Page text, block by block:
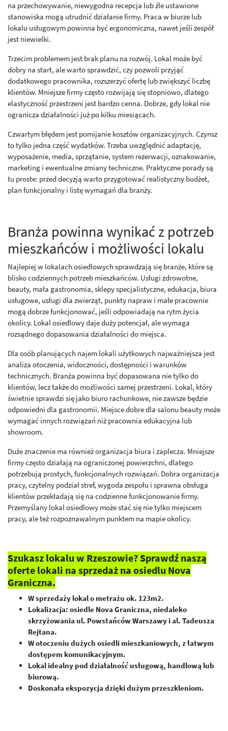
na przechowywanie, niewygodna recepcja lub źle ustawione
stanowiska mogą utrudnić działanie firmy. Praca w biurze lub
lokalu usługowym powinna być ergonomiczna, nawet jeśli zespół
jest niewielki.
Trzecim problemem jest brak planu na rozwój. Lokal może być
dobry na start, ale warto sprawdzić, czy pozwoli przyjąć
dodatkowego pracownika, rozszerzyć ofertę lub zwiększyć liczbę
klientów. Mniejsze firmy często rozwijają się stopniowo, dlatego
elastyczność przestrzeni jest bardzo cenna. Dobrze, gdy lokal nie
ogranicza działalności już po kilku miesiącach.
Czwartym błędem jest pomijanie kosztów organizacyjnych. Czynsz
to tylko jedna część wydatków. Trzeba uwzględnić adaptację,
wyposażenie, media, sprzątanie, system rezerwacji, oznakowanie,
marketing i ewentualne zmiany techniczne. Praktyczne porady są
tu proste: przed decyzją warto przygotować realistyczny budżet,
plan funkcjonalny i listę wymagań dla branży.
Branża powinna wynikać z potrzeb
mieszkańców i możliwości lokalu
Najlepiej w lokalach osiedlowych sprawdzają się branże, które są
blisko codziennych potrzeb mieszkańców. Usługi zdrowotne,
beauty, mała gastronomia, sklepy specjalistyczne, edukacja, biura
usługowe, usługi dla zwierząt, punkty napraw i małe pracownie
mogą dobrze funkcjonować, jeśli odpowiadają na rytm życia
okolicy. Lokal osiedlowy daje duży potencjał, ale wymaga
rozsądnego dopasowania działalności do miejsca.
Dla osób planujących najem lokali użytkowych najważniejsza jest
analiza otoczenia, widoczności, dostępności i warunków
technicznych. Branża powinna być dopasowana nie tylko do
klientów, lecz także do możliwości samej przestrzeni. Lokal, który
świetnie sprawdzi się jako biuro rachunkowe, nie zawsze będzie
odpowiedni dla gastronomii. Miejsce dobre dla salonu beauty może
wymagać innych rozwiązań niż pracownia edukacyjna lub
showroom.
Duże znaczenie ma również organizacja biura i zaplecza. Mniejsze
firmy często działają na ograniczonej powierzchni, dlatego
potrzebują prostych, funkcjonalnych rozwiązań. Dobra organizacja
pracy, czytelny podział stref, wygoda zespołu i sprawna obsługa
klientów przekładają się na codzienne funkcjonowanie firmy.
Przemyślany lokal osiedlowy może stać się nie tylko miejscem
pracy, ale też rozpoznawalnym punktem na mapie okolicy.
Szukasz lokalu w Rzeszowie? Sprawdź naszą
oferte lokali na sprzedaż na osiedlu Nova
Graniczna.
W sprzedaży lokal o metrażu ok. 123m2.
Lokalizacja: osiedle Nova Graniczna, niedaleko
skrzyżowania ul. Powstańców Warszawy i al. Tadeusza
Rejtana.
W otoczeniu dużych osiedli mieszkaniowych, z łatwym
dostępem komunikacyjnym.
Lokal idealny pod działalność usługową, handlową lub
biurową.
Doskonała ekspozycja dzięki dużym przeszkleniom.